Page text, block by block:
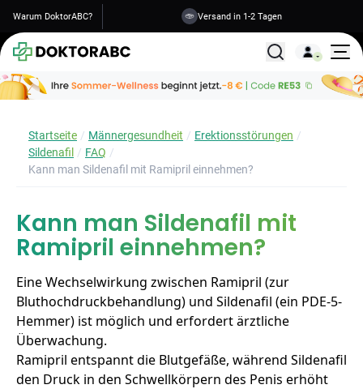
Warum DoktorABC? Versand in 1-2 Tagen
Alle
Startseite Männergesundheit
Erektionsstörungen
Sildenafil
FAQ
Kann man Sildenafil mit Ramipril einnehmen?
Kann man Sildenafil mit
Ramipril einnehmen?
Eine Wechselwirkung zwischen Ramipril (zur
Bluthochdruckbehandlung) und Sildenafil (ein PDE-5-
Hemmer) ist möglich und erfordert ärztliche
Überwachung.
Ramipril entspannt die Blutgefäße, während Sildenafil
den Druck in den Schwellkörpern des Penis erhöht